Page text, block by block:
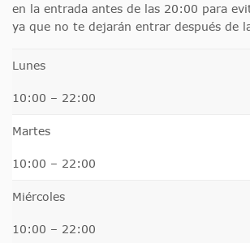
en la entrada antes de las 20:00 para
ya que no te dejarán entrar después de
Lunes
10:00 – 22:00
Martes
10:00 – 22:00
Miércoles
10:00 – 22:00